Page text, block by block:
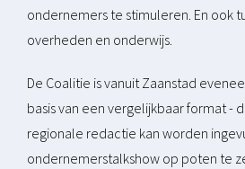
ondernemers te stimuleren. En ook
overheden en onderwijs.
De Coalitie is vanuit Zaanstad
basis van een vergelijkbaar format -
regionale redactie kan worden
ondernemerstalkshow op poten te